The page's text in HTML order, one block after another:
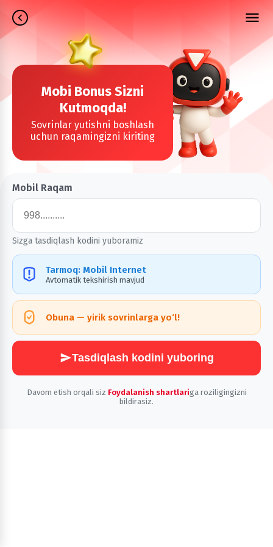
Mobi Bonus Sizni
Kutmoqda!
Sovrinlar yutishni boshlash
uchun raqamingizni kiriting
Mobil Raqam
Sizga tasdiqlash kodini yuboramiz
Tarmoq: Mobil Internet
Avtomatik tekshirish mavjud
Obuna — yirik sovrinlarga yo‘l!
Tasdiqlash kodini yuboring
Davom etish orqali siz Foydalanish shartlariga roziligingizni
bildirasiz.